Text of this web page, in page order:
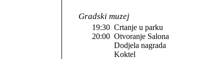
Gradski muzej
19:30
20:00
Crtanje u parku
Otvoranje Salona
Dodjela nagrada
Koktel